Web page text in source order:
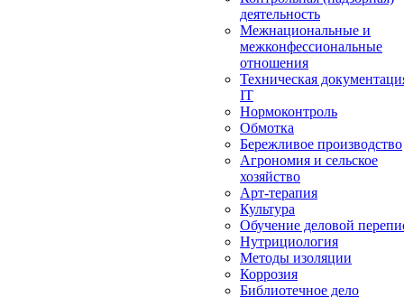
деятельность
Межнациональные и
межконфессиональные
отношения
Техническая
IT
Нормоконтроль
Обмотка
Бережливое производство
Агрономия и сельское
хозяйство
Арт-терапия
Культура
Обучение деловой
Нутрициология
Методы изоляции
Коррозия
Библиотечное дело